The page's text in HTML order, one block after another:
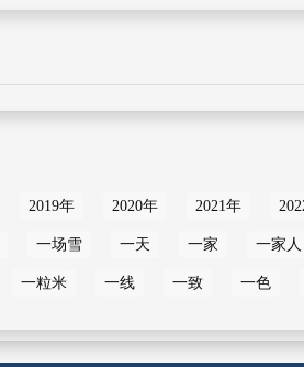
2019年 2020年 2021年
一场雪 一天 一家 一家人
一粒米 一线 一致 一色